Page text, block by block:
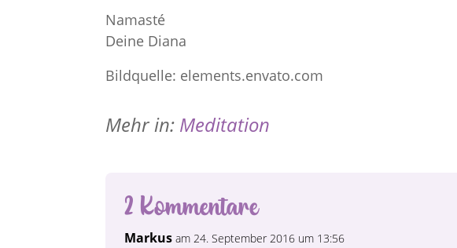
Namasté
Deine Diana
Bildquelle: elements.envato.com
Mehr in: Meditation
2 Kommentare
Markus am 24. September 2016 um 13:56